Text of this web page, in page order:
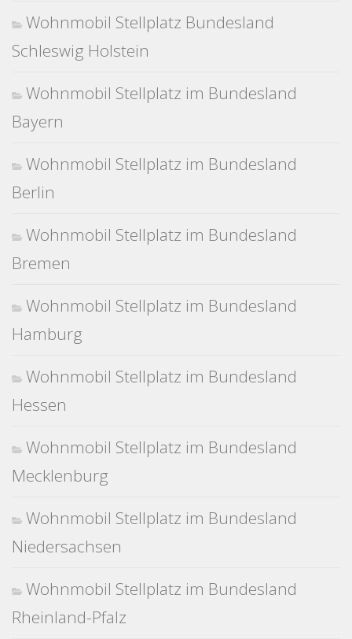
Wohnmobil Stellplatz Bundesland
Schleswig Holstein
Wohnmobil Stellplatz im Bundesland
Bayern
Wohnmobil Stellplatz im Bundesland
Berlin
Wohnmobil Stellplatz im Bundesland
Bremen
Wohnmobil Stellplatz im Bundesland
Hamburg
Wohnmobil Stellplatz im Bundesland
Hessen
Wohnmobil Stellplatz im Bundesland
Mecklenburg
Wohnmobil Stellplatz im Bundesland
Niedersachsen
Wohnmobil Stellplatz im Bundesland
Rheinland-Pfalz